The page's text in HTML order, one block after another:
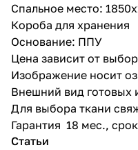
Спальное место:
Короба для хранения
Основание: ППУ
Цена зависит от
Изображение носит
Внешний вид готовых
Для выбора ткани
Гарантия 18 мес.,
Статьи